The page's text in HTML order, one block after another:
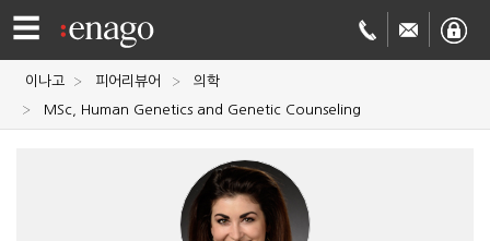
☰
영문
이나고 피어리뷰어
의학
MSc, Human Genetics and Genetic Counseling